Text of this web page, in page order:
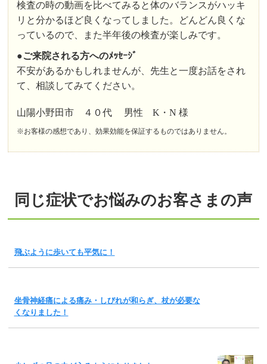
検査の時の動画を比べてみると体のバランスがハッキ
リと分かるほど良くなってしました。どんどん良くな
っているので、また半年後の検査が楽しみです。
●ご来院される方へのﾒｯｾｰｼﾞ
不安があるかもしれませんが、先生と一度お話をされ
て、相談してみてください。
山陽小野田市 ４０代 男性 K・N 様
※お客様の感想であり、効果効能を保証するものではありません。
同じ症状でお悩みのお客さまの声
飛ぶように歩いても平気に！
坐骨神経痛による痛み・しびれが和らぎ、杖が必要な
くなりました！